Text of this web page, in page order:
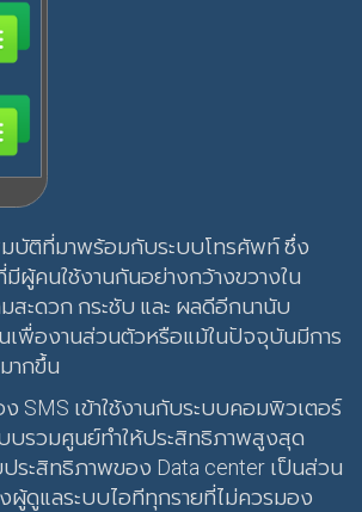
บัติที่มาพร้อมกับระบบโทรศัพท์ ซึ่ง
ผู้คนใช้งานกันอย่างกว้างขวางใน
สะดวก กระชับ และ ผลดีอีกนานับ
นเพื่องานส่วนตัวหรือแม้ในปัจจุบันมีการ
ากขึ้น
SMS เข้าใช้งานกับระบบคอมพิวเตอร์
บรวมศูนย์ทำให้ประสิทธิภาพสูงสุด
ระสิทธิภาพของ Data center เป็นส่วน
ดูแลระบบไอทีทุกรายที่ไม่ควรมอง